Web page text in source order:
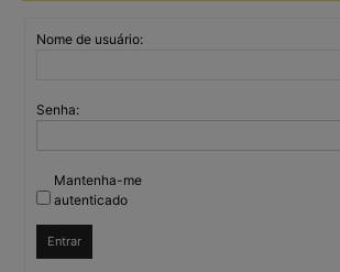
Nome de usuário:
Senha:
Mantenha-me
autenticado
Entrar